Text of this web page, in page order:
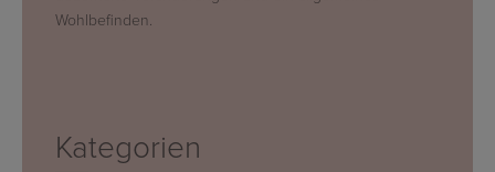
Wohlbefinden.
Kategorien